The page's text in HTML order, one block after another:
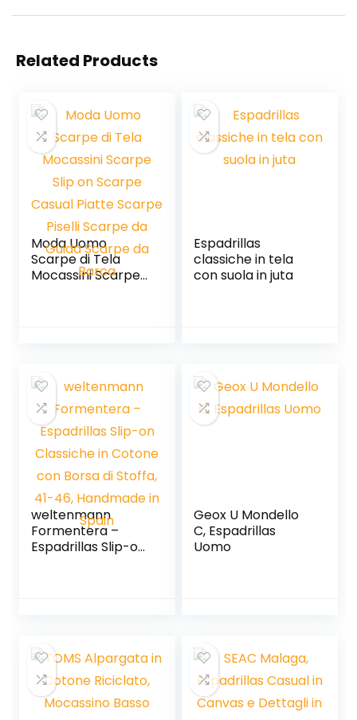
Related Products
Moda Uomo
Scarpe di Tela
Mocassini Scarpe
Espadrillas
classiche in tela
con suola in juta
weltenmann
Formentera –
Espadrillas Slip-on
Geox U Mondello
C, Espadrillas
Uomo